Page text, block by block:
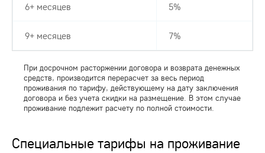
6+ месяцев 5%
9+ месяцев 7%
При досрочном расторжении договора и возврата денежных
средств, производится перерасчет за весь период
проживания по тарифу, действующему на дату заключения
договора и без учета скидки на размещение. В этом случае
проживание подлежит расчету по полной стоимости.
Специальные тарифы на проживание